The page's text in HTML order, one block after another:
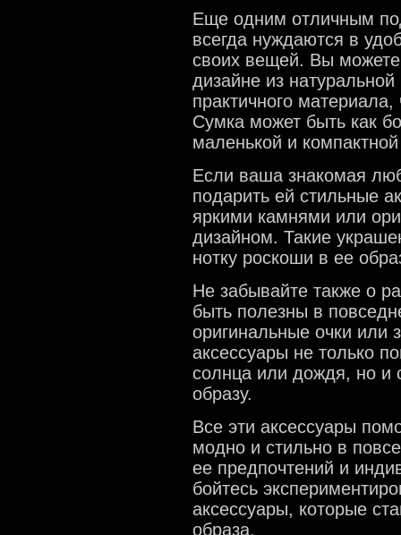
Еще одним отличным
всегда нуждаются в
своих вещей. Вы можете
дизайне из
практичного
Сумка может быть как
маленькой и
Если ваша знакомая
подарить ей стильные
яркими камнями или
дизайном. Такие
нотку роскоши в ее
Не забывайте также о
быть полезны в
оригинальные очки или
аксессуары не только
солнца или дождя, но и
образу.
Все эти аксессуары
модно и стильно в
ее предпочтений и
бойтесь
аксессуары, которые
образа.